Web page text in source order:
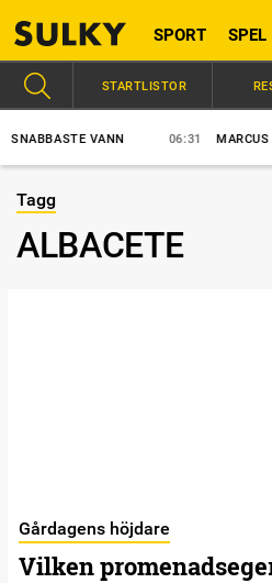
SPORT SPEL
VANN 06:31 MARCUS
STARTLISTOR
Tagg
ALBACETE
Gårdagens höjdare
Vilken